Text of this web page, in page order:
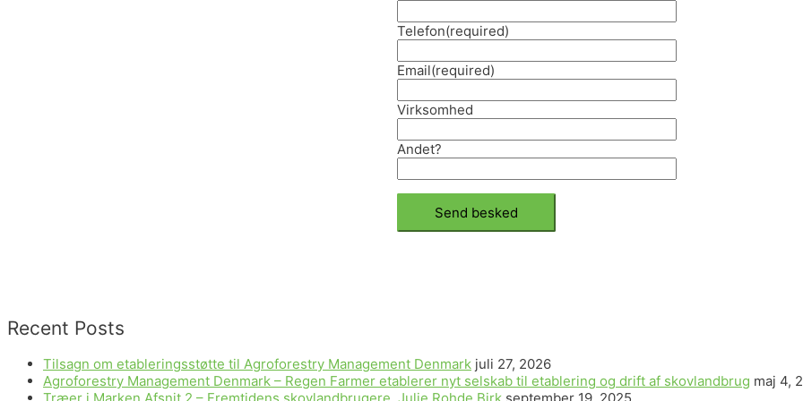
Telefon(required)
Email(required)
Virksomhed
Andet?
Send besked
Recent Posts
Tilsagn om etableringsstøtte til Agroforestry Management Denmark juli 27, 2026
Agroforestry Management Denmark – Regen Farmer etablerer nyt selskab til etablering og drift af skovlandbrug maj 4,